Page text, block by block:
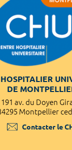
DE
191 av. du Doyen
Montpellier
Contacter le